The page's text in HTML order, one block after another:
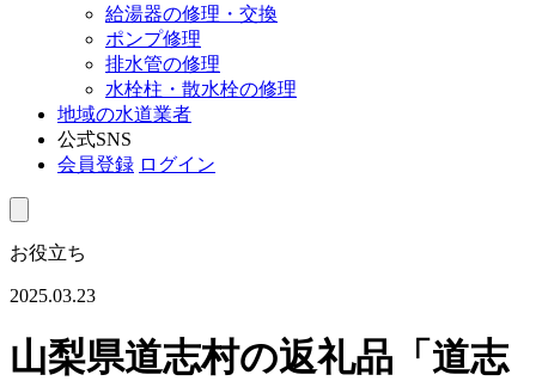
給湯器の修理・交換
ポンプ修理
排水管の修理
水栓柱・散水栓の修理
地域の水道業者
公式SNS
会員登録 ログイン
お役立ち
2025.03.23
山梨県道志村の返礼品「道志